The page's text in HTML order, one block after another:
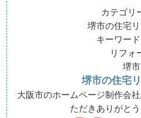
カテゴリ
堺市の住宅
キーワード
リフォ
堺市
堺市の住宅
大阪市のホームページ制作会
ただきありがとう